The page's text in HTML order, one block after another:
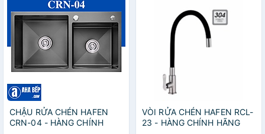
CHẬU RỬA CHÉN HAFEN
CRN-04 - HÀNG CHÍNH
VÒI RỬA CHÉN HAFEN RCL-
23 - HÀNG CHÍNH HÃNG